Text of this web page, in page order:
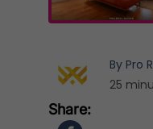
By Pro
25